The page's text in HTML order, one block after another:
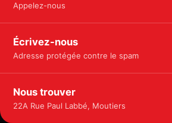
Appelez-nous
Écrivez-nous
Adresse protégée contre le spam
Nous trouver
22A Rue Paul Labbé, Moutiers